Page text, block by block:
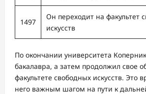
1497
Он переходит на факультет
искусств
По окончании университета
бакалавра, а затем продолжил свое
факультете свободных искусств. Это
него важным шагом на пути к